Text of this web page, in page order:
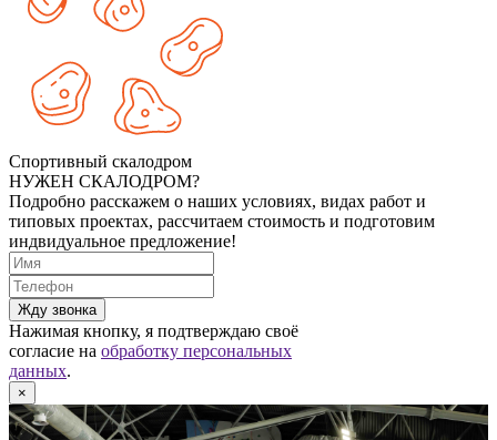
Спортивный скалодром
НУЖЕН СКАЛОДРОМ?
Подробно расскажем о наших условиях, видах работ и
типовых проектах, рассчитаем стоимость и подготовим
индвидуальное предложение!
Жду звонка
Нажимая кнопку, я подтверждаю своё
согласие на обработку персональных
данных.
×